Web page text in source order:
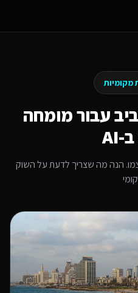
מקומיות
עבורמומחה
הנה מה שצריך לדעת על השוק